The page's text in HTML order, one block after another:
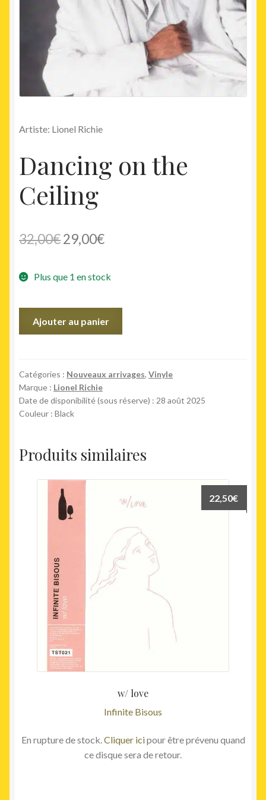
Artiste: Lionel Richie
Dancing on the
Ceiling
32,00€Le
initial
32,00€.
29,00€Le
actuel
29,00€.
Plus que 1 en stock
the
Ceiling
Ajouter au panier
Catégories : Nouveaux arrivages, Vinyle
Marque : Lionel Richie
Date de disponibilité (sous réserve) : 28 août 2025
Couleur : Black
Produits similaires
w/ love
Infinite Bisous
22,50€
En rupture de stock.Cliquer icipour être prévenu quand
ce disque sera de retour.